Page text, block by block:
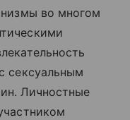
во многом
сексуальным
Личностные